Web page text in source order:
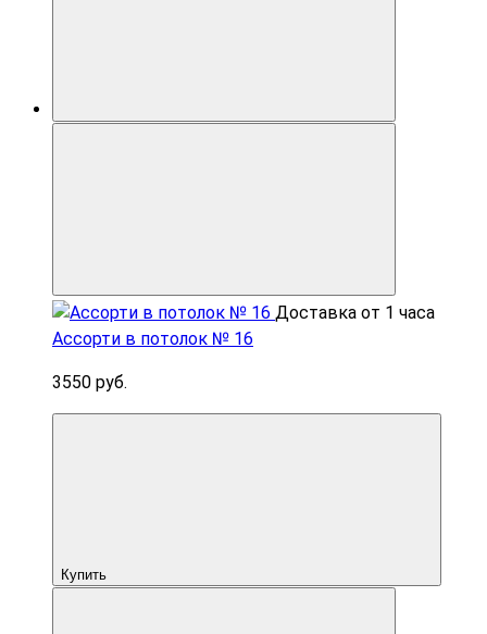
Доставка от 1 часа
Ассорти в потолок № 16
3550 руб.
Купить